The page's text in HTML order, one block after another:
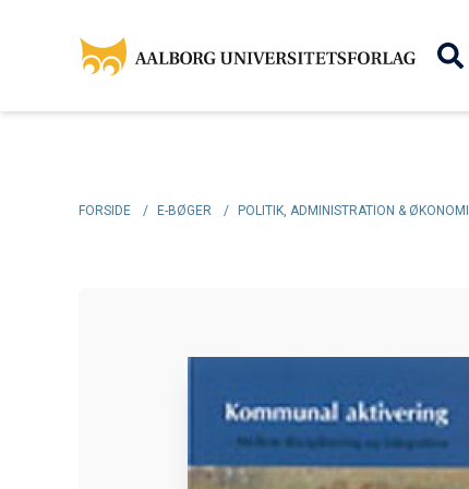
FORSIDE / E-BØGER / POLITIK, ADMINISTRATION & ØKONOMI